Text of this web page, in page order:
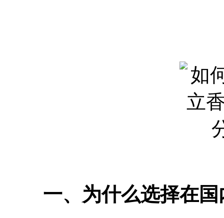
一、为什么选择在